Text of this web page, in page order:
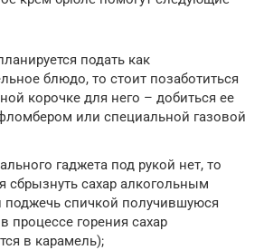
подать как
блюдо, то стоит позаботиться
корочке для него – добиться ее
или специальной газовой
гаджета под рукой нет, то
сбрызнуть сахар алкогольным
поджечь спичкой получившуюся
процессе горения сахар
в карамель);